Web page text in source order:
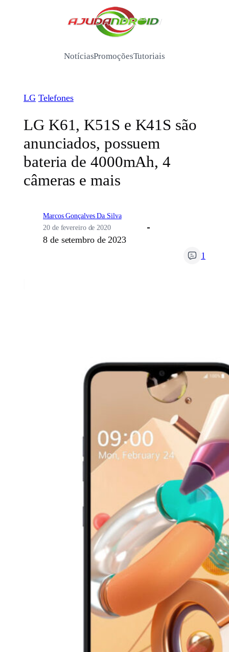
/
NotíciasPromoçõesTutoriais
LG Telefones
LG K61, K51S e K41S são
anunciados, possuem
bateria de 4000mAh, 4
câmeras e mais
Marcos Gonçalves Da Silva
20 de fevereiro de 2020
8 de setembro de 2023
1